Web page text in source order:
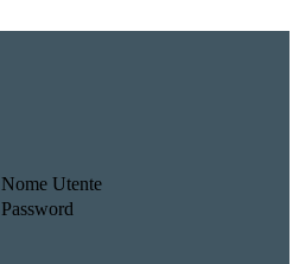
Nome Utente
Password